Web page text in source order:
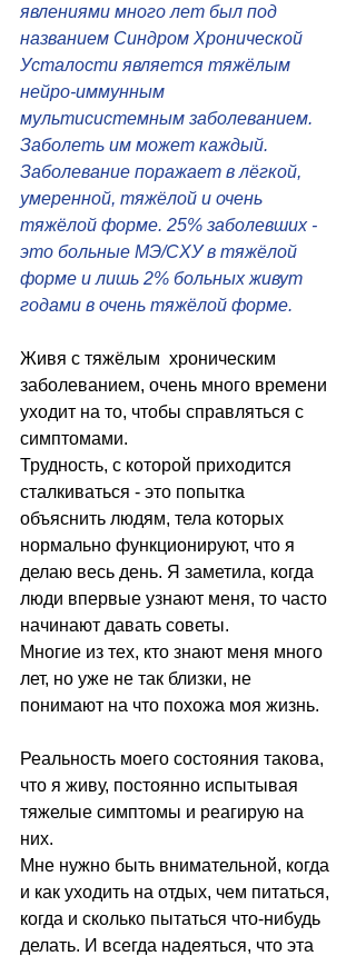
явлениями много лет был под
названием Синдром Хронической
Усталости является тяжёлым
нейро-иммунным
мультисистемным заболеванием.
Заболеть им может каждый.
Заболевание поражает в лёгкой,
умеренной, тяжёлой и очень
тяжёлой форме. 25% заболевших -
это больные МЭ/СХУ в тяжёлой
форме и лишь 2% больных живут
годами в очень тяжёлой форме.
Живя с тяжёлым  хроническим
заболеванием, очень много времени
уходит на то, чтобы справляться с
симптомами.
Трудность, с которой приходится
сталкиваться - это попытка
объяснить людям, тела которых
нормально функционируют, что я
делаю весь день. Я заметила, когда
люди впервые узнают меня, то часто
начинают давать советы.
Многие из тех, кто знают меня много
лет, но уже не так близки, не
понимают на что похожа моя жизнь.
Реальность моего состояния такова,
что я живу, постоянно испытывая
тяжелые симптомы и реагирую на
них.
Мне нужно быть внимательной, когда
и как уходить на отдых, чем питаться,
когда и сколько пытаться что-нибудь
делать. И всегда надеяться, что эта